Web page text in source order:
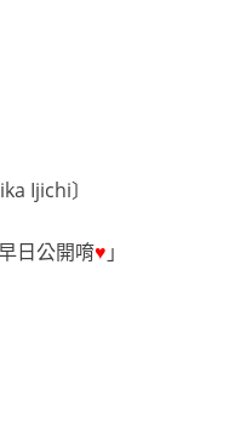
Ijichi〕
日公開唷♥ 」